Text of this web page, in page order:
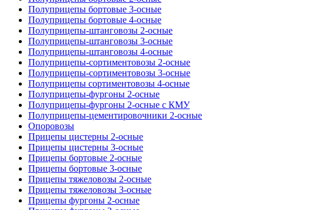
Полуприцепы бортовые 3-осные
Полуприцепы бортовые 4-осные
Полуприцепы-штанговозы 2-осные
Полуприцепы-штанговозы 3-осные
Полуприцепы-штанговозы 4-осные
Полуприцепы-сортиментовозы 2-осные
Полуприцепы-сортиментовозы 3-осные
Полуприцепы сортиментовозы 4-осные
Полуприцепы-фургоны 2-осные
Полуприцепы-фургоны 2-осные с КМУ
Полуприцепы-цементировочники 2-осные
Опоровозы
Прицепы цистерны 2-осные
Прицепы цистерны 3-осные
Прицепы бортовые 2-осные
Прицепы бортовые 3-осные
Прицепы тяжеловозы 2-осные
Прицепы тяжеловозы 3-осные
Прицепы фургоны 2-осные